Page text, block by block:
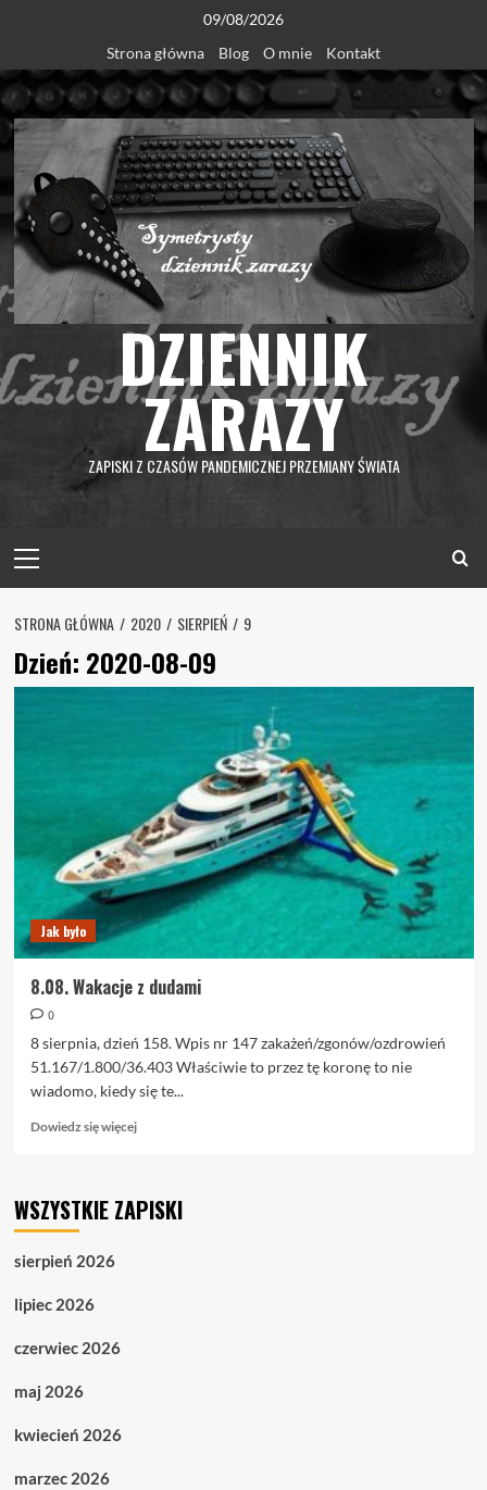
content
09/08/2026
Strona główna
Blog O mnie Kontakt
DZIENNIK
ZARAZY
ZAPISKI Z CZASÓW PANDEMICZNEJ PRZEMIANY ŚWIATA
Menu
STRONA GŁÓWNA 2020 SIERPIEŃ 9
Dzień: 2020-08-09
Jak było
8.08. Wakacje z dudami
0
8 sierpnia, dzień 158. Wpis nr 147 zakażeń/zgonów/ozdrowień
51.167/1.800/36.403 Właściwie to przez tę koronę to nie
wiadomo, kiedy się te...
Dowiedz się więcejDowiedz
8.08.
WSZYSTKIE ZAPISKI
sierpień 2026
lipiec 2026
czerwiec 2026
maj 2026
kwiecień 2026
marzec 2026